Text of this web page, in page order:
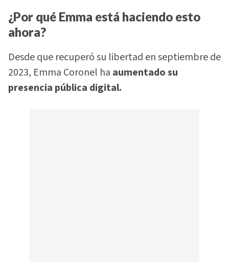
¿Por qué Emma está haciendo esto
ahora?
Desde que recuperó su libertad en septiembre de
2023, Emma Coronel ha aumentado su
presencia pública digital.